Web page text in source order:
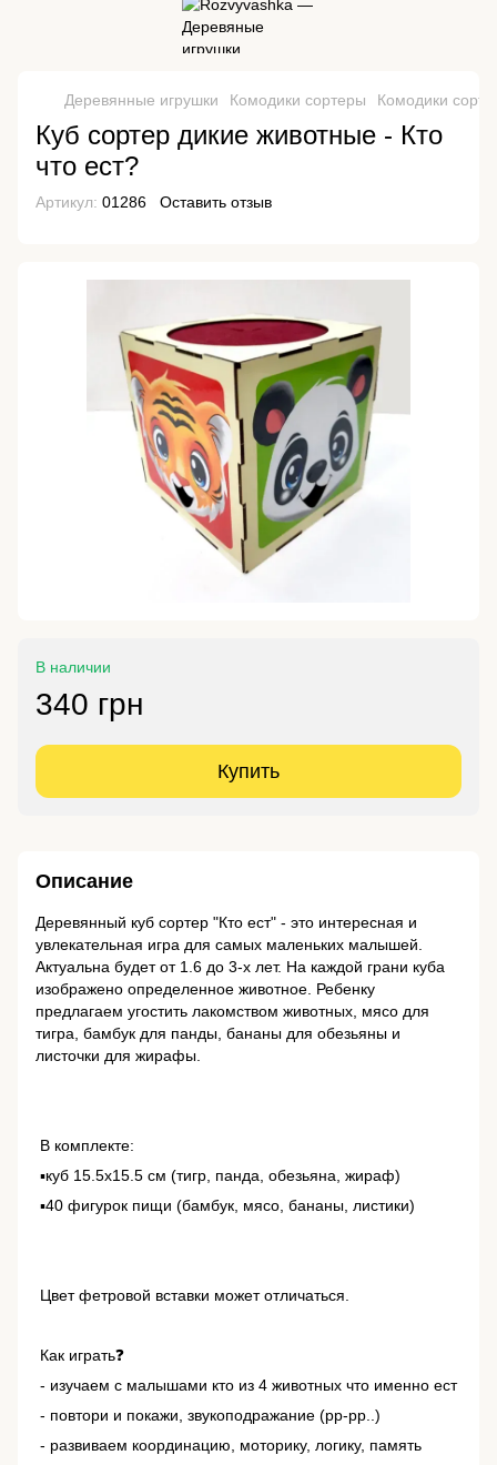
Деревянные игрушки Комодики сортеры Комодики
Куб сортер дикие животные - Кто
что ест?
Артикул: 01286 Оставить отзыв
В наличии
340 грн
Купить
Описание
Деревянный куб сортер "Кто ест" - это интересная и
увлекательная игра для самых маленьких малышей.
Актуальна будет от 1.6 до 3-х лет. На каждой грани куба
изображено определенное животное. Ребенку
предлагаем угостить лакомством животных, мясо для
тигра, бамбук для панды, бананы для обезьяны и
листочки для жирафы.
В комплекте:
▪️куб 15.5х15.5 см (тигр, панда, обезьяна, жираф)
▪️40 фигурок пищи (бамбук, мясо, бананы, листики)
Цвет фетровой вставки может отличаться.
Как играть❓
- изучаем с малышами кто из 4 животных что именно ест
- повтори и покажи, звукоподражание (рр-рр..)
- развиваем координацию, моторику, логику, память